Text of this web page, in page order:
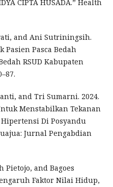
CIPTA HUSADA.” Health
and Ani Sutriningsih.
Pasien Pasca Bedah
RSUD Kabupaten
and Tri Sumarni. 2024.
Menstabilkan Tekanan
Di Posyandu
Jurnal Pengabdian
and Bagoes
Faktor Nilai Hidup,